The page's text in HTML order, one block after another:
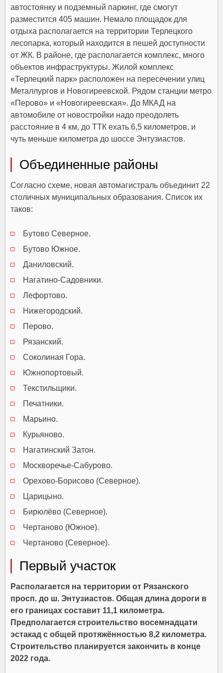
автостоянку и подземный паркинг, где смогут
разместится 405 машин. Немало площадок для
отдыха располагается на территории Терлецкого
лесопарка, который находится в пешей доступности
от ЖК. В районе, где располагается комплекс, много
объектов инфраструктуры. Жилой комплекс
«Терлецкий парк» расположен на пересечении улиц
Металлургов и Новогиреевской. Рядом станции метро
«Перово» и «Новогиреевская». До МКАД на
автомобиле от новостройки надо преодолеть
расстояние в 4 км, до ТТК ехать 6,5 километров, и
чуть меньше километра до шоссе Энтузиастов.
Объединенные районы
Согласно схеме, новая автомагистраль объединит 22
столичных муниципальных образования. Список их
таков:
Бутово Северное.
Бутово Южное.
Даниловский.
Нагатино-Садовники.
Лефортово.
Нижегородский.
Перово.
Рязанский.
Соколиная Гора.
Южнопортовый.
Текстильщики.
Печатники.
Марьино.
Курьяново.
Нагатинский Затон.
Москворечье-Сабурово.
Орехово-Борисово (Северное).
Царицыно.
Бирюлёво (Северное).
Чертаново (Южное).
Чертаново (Северное).
Первый участок
Располагается на территории от Рязанского
просп. до ш. Энтузиастов. Общая длина дороги в
его границах составит 11,1 километра.
Предполагается строительство восемнадцати
эстакад с общей протяжённостью 8,2 километра.
Строительство планируется закончить в конце
2022 года.